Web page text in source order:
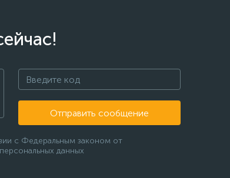
Отправить сообщение
с Федеральным законом от
данных